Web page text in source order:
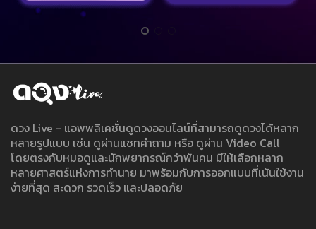
ดวง Live - แอพพลิเคชั่นดูดวงออนไลน์ที่สามารถดูดวงได้หลาก
หลายรูปแบบ เช่น ดูผ่านแชทคำถาม หรือ ดูผ่าน Video Call
โดยตรงกับหมอดูและนักพยากรณ์กว่าพันคน มีให้เลือกหลาก
หลายศาสตร์แห่งการทำนาย มาพร้อมกับการออกแบบที่เน้นใช้งาน
ง่ายที่สุด สะดวก รวดเร็ว และปลอดภัย